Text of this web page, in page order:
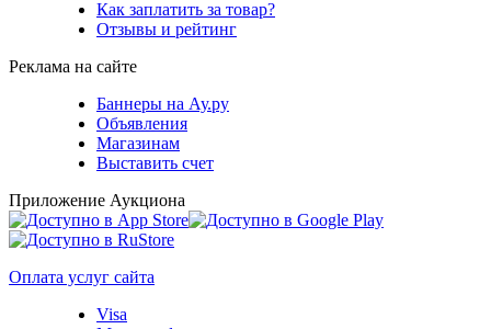
Как заплатить за товар?
Отзывы и рейтинг
Реклама на сайте
Баннеры на Ау.ру
Объявления
Магазинам
Выставить счет
Приложение Аукциона
Оплата услуг сайта
Visa